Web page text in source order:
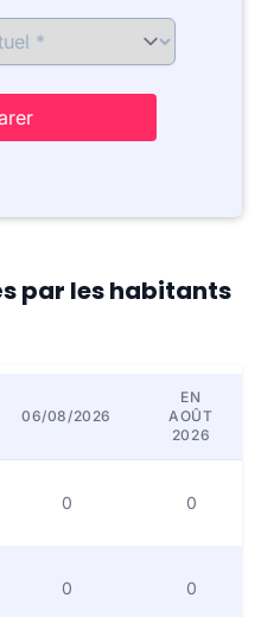
par les habitants
06/08/2026
EN
AOÛT
2026
0 0
0 0